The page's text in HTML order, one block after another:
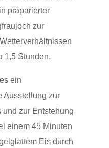
präparierter
zur
1,5 Stunden.
ein
Ausstellung zur
zur Entstehung
einem 45 Minuten
Eis durch